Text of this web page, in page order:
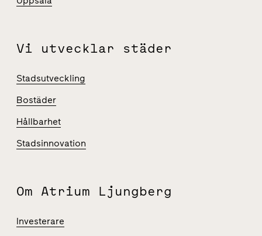
Vi utvecklar städer
Stadsutveckling
Bostäder
Hållbarhet
Stadsinnovation
Om Atrium Ljungberg
Investerare